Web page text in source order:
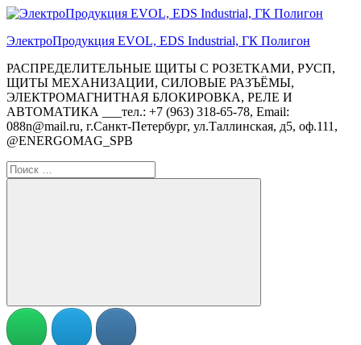
Перейти
содержимому
ЭлектроПродукция EVOL, EDS Industrial, ГК Полигон
РАСПРЕДЕЛИТЕЛЬНЫЕ ЩИТЫ С РОЗЕТКАМИ, РУСП,
ЩИТЫ МЕХАНИЗАЦИИ, СИЛОВЫЕ РАЗЪЁМЫ,
ЭЛЕКТРОМАГНИТНАЯ БЛОКИРОВКА, РЕЛЕ И
АВТОМАТИКА ___тел.: +7 (963) 318-65-78, Email:
088n@mail.ru, г.Санкт-Петербург, ул.Таллинская, д5, оф.111,
@ENERGOMAG_SPB
Поиск
для:
Поиск